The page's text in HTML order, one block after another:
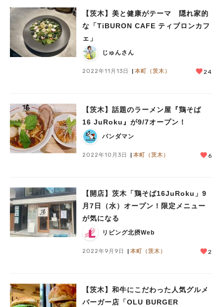
【茨木】美と健康がテーマ 隠れ家的
な「TiBURON CAFE ティブロンカフ
ェ」
じゅんさん
2022年11月13日 本町（茨木） 24
【茨木】話題のラーメン屋『鶏そば
16 JuRoku』が9/7オープン！
パンダマン
2022年10月3日 本町（茨木） 6
【開店】茨木「鶏そば16JuRoku」9
月7日（水）オープン！限定メニュー
が気になる
リビング北摂Web
2022年9月9日 本町（茨木） 2
【茨木】和牛にこだわった人気グルメ
バーガー店「OLU BURGER